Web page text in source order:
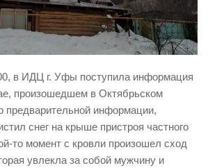
производственных объектов
обороны
в ИДЦ г. Уфы поступила информация
произошедшем в Октябрьском
предварительной информации,
снег на крыше пристроя частного
то момент с кровли произошел сход
увлекла за собой мужчину и